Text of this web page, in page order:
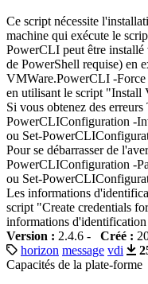
Ce script nécessite
machine qui exécute le
PowerCLI peut être
de PowerShell requise) en
VMWare.PowerCLI -
en utilisant le script
Si vous obtenez des
PowerCLIConfiguration -
ou Set-
Pour se débarrasser de
PowerCLIConfiguration -
ou Set-
Les informations
script "Create credentials
informations
Version : 2.4.6 - Créé :
horizon message vdi
Capacités de la plate-forme